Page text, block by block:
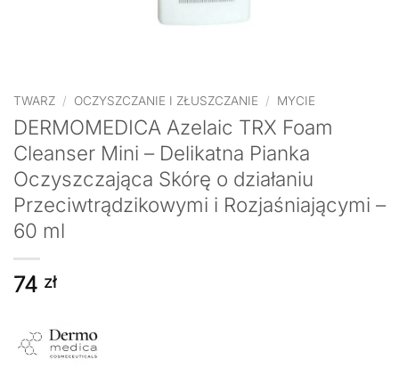
TWARZ / OCZYSZCZANIE I ZŁUSZCZANIE / MYCIE
DERMOMEDICA Azelaic TRX Foam
Cleanser Mini – Delikatna Pianka
Oczyszczająca Skórę o działaniu
Przeciwtrądzikowymi i Rozjaśniającymi –
60 ml
74 zł